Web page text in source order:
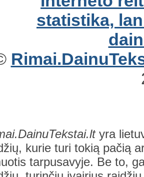
yra
kurie turi tokią pačią
tarpusavyje. Be to,